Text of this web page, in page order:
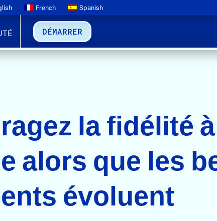
French Spanish
DÉMARRER
la fidélité
alors que les
évoluent